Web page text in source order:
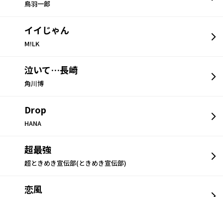
鳥羽一郎
イイじゃん
M!LK
泣いて…長崎
角川博
Drop
HANA
超最強
超ときめき宣伝部(ときめき宣伝部)
恋風